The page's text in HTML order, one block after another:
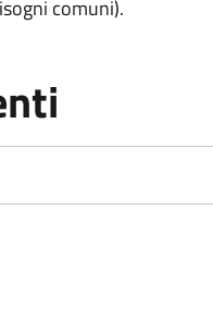
comuni).